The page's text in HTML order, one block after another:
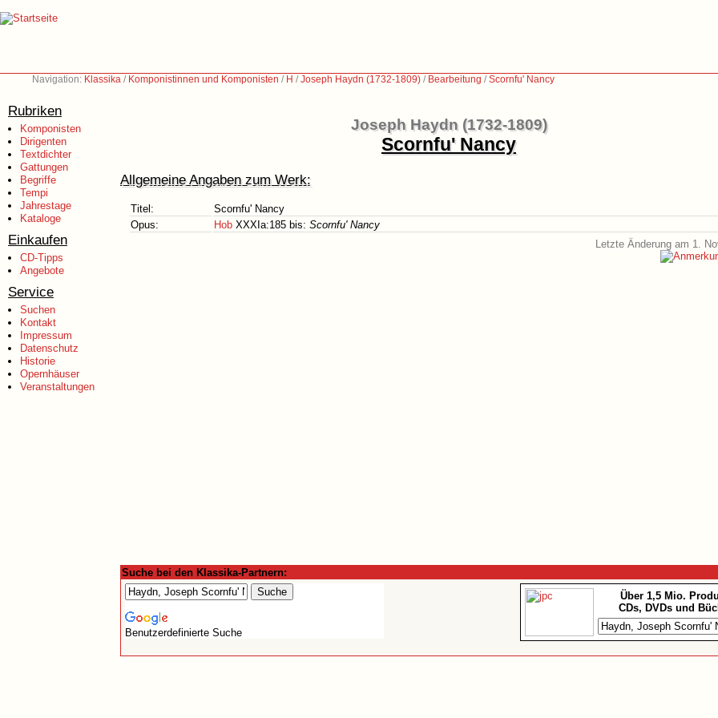
Navigation: Klassika / Komponistinnen und Komponisten / H /Joseph Haydn (1732-1809) / Bearbeitung /Scornfu' Nancy
Rubriken
Komponisten
Dirigenten
Textdichter
Gattungen
Begriffe
Tempi
Jahrestage
Kataloge
Einkaufen
CD-Tipps
Angebote
Service
Suchen
Kontakt
Impressum
Datenschutz
Historie
Opernhäuser
Veranstaltungen
Joseph Haydn (1732-1809)
Scornfu' Nancy
Allgemeine Angaben zum Werk:
Titel:
Scornfu' Nancy
Opus:
Hob XXXIa:185 bis: Scornfu' Nancy
Letzte Änderung am 1.
Suche bei den Klassika-Partnern:
Benutzerdefinierte Suche
Über 1,5 Mio.
CDs, DVDs und